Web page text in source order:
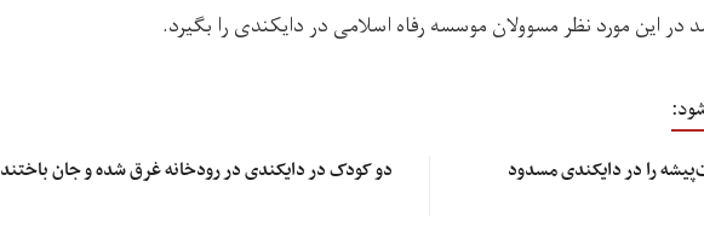
این مورد نظر مسوولان موسسه رفاه اسلامی در دایکندی را بگیرد.
را در دایکندی مسدود
دو کودک در دایکندی در رودخانه غرق شده و جان باختند